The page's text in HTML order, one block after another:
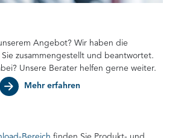
Angebot? Wir haben die
zusammengestellt und beantwortet.
Unsere Berater helfen gerne weiter.
Mehr erfahren